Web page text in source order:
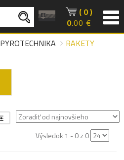
( 0 )
0.00 €
PYROTECHNIKA RAKETY
Výsledok 1 - 0 z 0